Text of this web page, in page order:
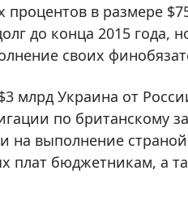
в размере
до конца 2015 года,
своих
млрд Украина от
по британскому
на выполнение
плат бюджетникам, а